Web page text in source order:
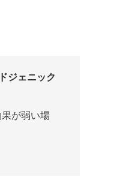
ジェニック
が弱い場